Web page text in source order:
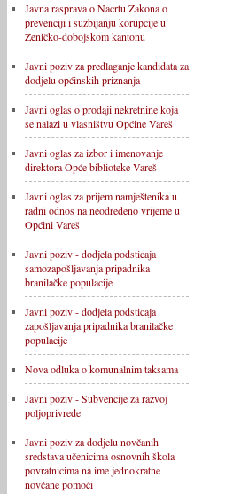
Javna rasprava o Nacrtu Zakona o
prevenciji i suzbijanju korupcije u
Zeničko-dobojskom kantonu
Javni poziv za predlaganje kandidata za
dodjelu općinskih priznanja
Javni oglas o prodaji nekretnine koja
se nalazi u vlasništvu Općine Vareš
Javni oglas za izbor i imenovanje
direktora Opće biblioteke Vareš
Javni oglas za prijem namještenika u
radni odnos na neodređeno vrijeme u
Općini Vareš
Javni poziv - dodjela podsticaja
samozapošljavanja pripadnika
branilačke populacije
Javni poziv - dodjela podsticaja
zapošljavanja pripadnika branilačke
populacije
Nova odluka o komunalnim taksama
Javni poziv - Subvencije za razvoj
poljoprivrede
Javni poziv za dodjelu novčanih
sredstava učenicima osnovnih škola
povratnicima na ime jednokratne
novčane pomoći